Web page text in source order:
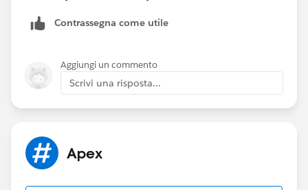
Contrassegna come utile
Aggiungi un commento
Scrivi una risposta...
Apex